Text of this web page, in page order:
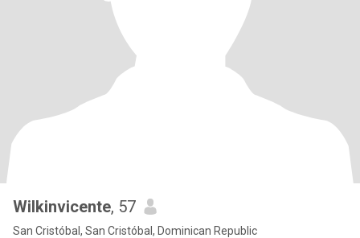
Wilkinvicente, 57
San Cristóbal, San Cristóbal, Dominican Republic